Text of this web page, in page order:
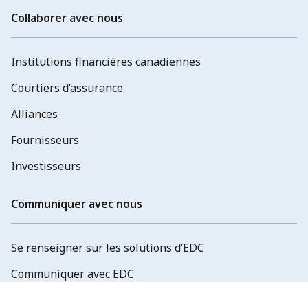
Collaborer avec nous
Institutions financières canadiennes
Courtiers d’assurance
Alliances
Fournisseurs
Investisseurs
Communiquer avec nous
Se renseigner sur les solutions d’EDC
Communiquer avec EDC